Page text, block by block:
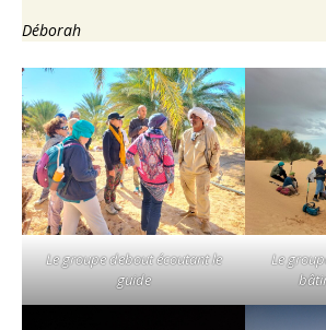
Déborah
Le groupe debout écoutant le
guide
Le